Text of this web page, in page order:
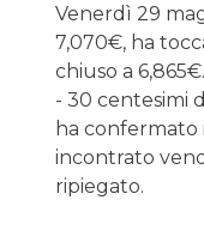
Venerdì 29
7,070€, ha
chiuso a
- 30 centesimi
ha confermato
incontrato
ripiegato.